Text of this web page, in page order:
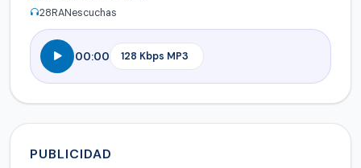
28RANescuchas
00:00
PUBLICIDAD